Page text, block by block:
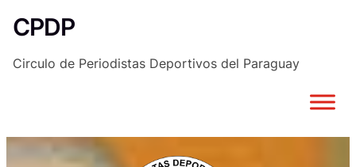
Saltar
al
contenido
CPDP
Circulo de Periodistas Deportivos del Paraguay